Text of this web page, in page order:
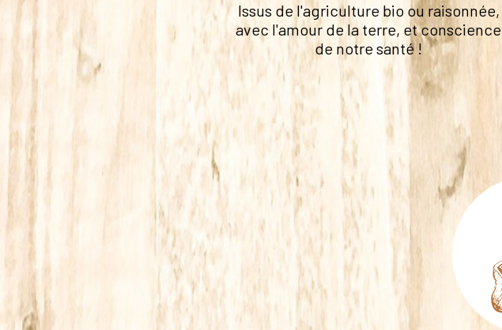
Issus de l'agriculture bio ou raisonnée,
avec l'amour de la terre, et conscience
de notre santé !